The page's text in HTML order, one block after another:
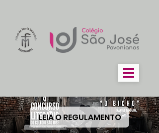
LEIA O REGULAMENTO